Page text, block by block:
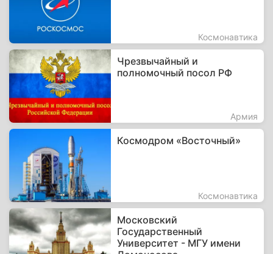
Космонавтика
Чрезвычайный и
полномочный посол РФ
Армия
Космодром «Восточный»
Космонавтика
Московский
Государственный
Университет - МГУ имени